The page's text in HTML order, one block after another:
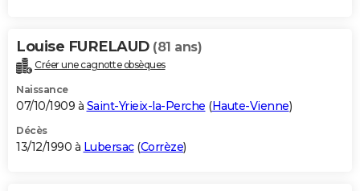
Louise FURELAUD (81 ans)
Créer une cagnotte obsèques
Naissance
07/10/1909 à Saint-Yrieix-la-Perche (Haute-Vienne)
Décès
13/12/1990 à Lubersac(Corrèze)